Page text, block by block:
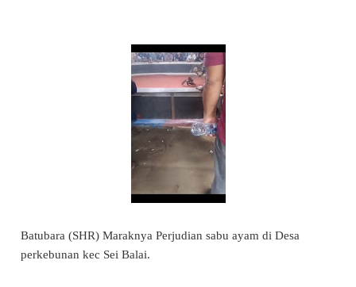
Batubara (SHR) Maraknya Perjudian sabu ayam di Desa
perkebunan kec Sei Balai.